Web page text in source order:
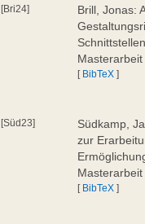
[Bri24]
Brill, Jonas:
[ BibTeX ]
[Süd23]
Südkamp,
zur
[ BibTeX ]